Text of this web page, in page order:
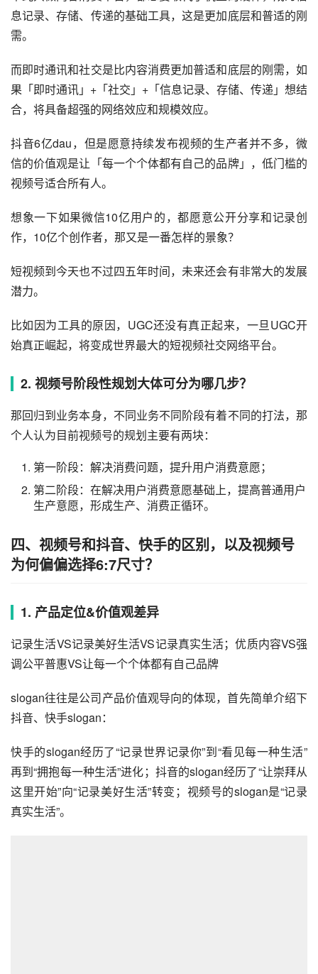
息交流分享的门槛，不用识字不用形成观点，有智
“抖音其实是一个工具，它是一个帮助用户传递信息
的工具。短视频和抖音带来的，是视频创作、分发
一种信息普惠的价值。”—张楠。
从宿华和张楠的演讲中，可以看出抖音和快手的野心不仅仅
单纯只做内容消费平台，都想要取代手机上的硬件，成为信
息记录、存储、传递的基础工具，这是更加底层和普适的刚
而即时通讯和社交是比内容消费更加普适和底层的刚需，如
合，将具备超强的网络效应和规模效应。
信的价值观是让「每一个个体都有自己的品牌」，低门槛的
视频号适合所有人。
想象一下如果微信10亿用户的，都愿意公开分享和记录创
短视频到今天也不过四五年时间，未来还会有非常大的发展
潜力。
比如因为工具的原因，UGC还没有真正起来，一旦UGC开
始真正崛起，将变成世界最大的短视频社交网络平台。
个人认为目前视频号的规划主要有两块：
第二阶段：在解决用户消费意愿基础上，提高普通用户
生产意愿，形成生产、消费正循环。
四、视频号和抖音、快手的区别，以及视频号
为何偏偏选择6:7尺寸？